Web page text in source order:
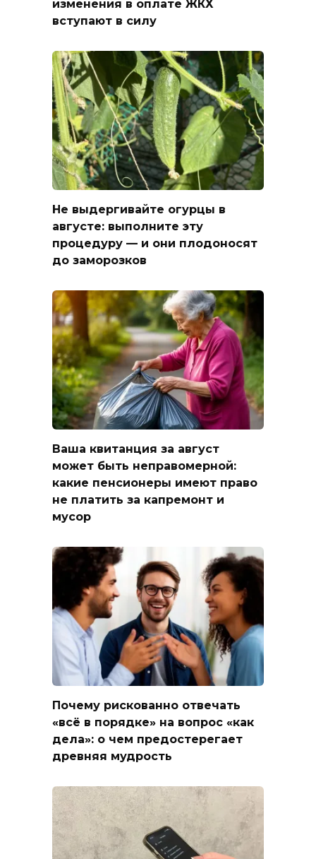
изменения в оплате ЖКХ
вступают в силу
Не выдергивайте огурцы в
августе: выполните эту
процедуру — и они плодоносят
до заморозков
Ваша квитанция за август
может быть неправомерной:
какие пенсионеры имеют право
не платить за капремонт и
мусор
Почему рискованно отвечать
«всё в порядке» на вопрос «как
дела»: о чем предостерегает
древняя мудрость